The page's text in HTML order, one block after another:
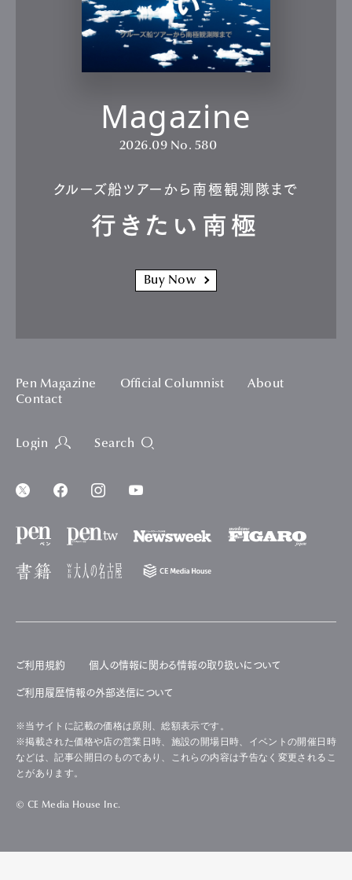
Magazine
2026.09 No. 580
クルーズ船ツアーから南極観測隊まで
行きたい南極
Buy Now
Pen Magazine Official Columnist
About
Contact
Login Search
ご利用規約 個人の情報に関わる情報の取り扱いについて
ご利用履歴情報の外部送信について
※当サイトに記載の価格は原則、総額表示です。
※掲載された価格や店の営業日時、施設の開場日時、イベントの開催日時
などは、記事公開日のものであり、これらの内容は予告なく変更されるこ
とがあります。
© CE Media House Inc.